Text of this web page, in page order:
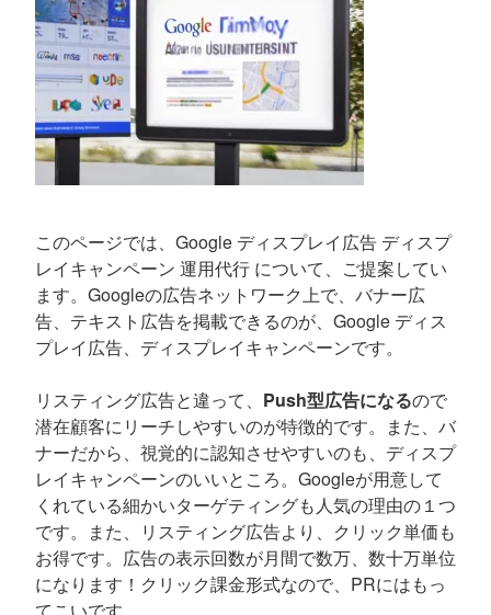
このページでは、Google ディスプレイ広告 ディスプ
レイキャンペーン 運用代行 について、ご提案してい
ます。Googleの広告ネットワーク上で、バナー広
告、テキスト広告を掲載できるのが、Google ディス
プレイ広告、ディスプレイキャンペーンです。
リスティング広告と違って、 Push型広告になるので
潜在顧客にリーチしやすいのが特徴的です。また、バ
ナーだから、視覚的に認知させやすいのも、ディスプ
レイキャンペーンのいいところ。Googleが用意して
くれている細かいターゲティングも人気の理由の１つ
です。また、リスティング広告より、クリック単価も
お得です。広告の表示回数が月間で数万、数十万単位
になります！クリック課金形式なので、PRにはもっ